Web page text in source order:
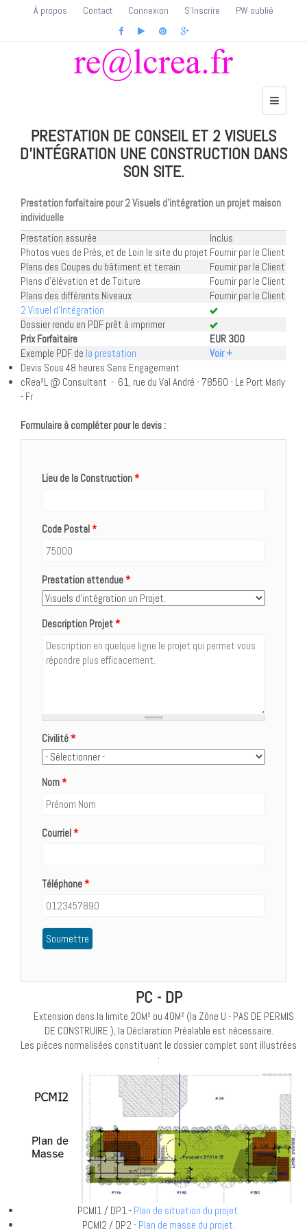
À propos Contact Connexion S'Inscrire PW oublié
PRESTATION DE CONSEIL ET 2 VISUELS
D'INTÉGRATION UNE CONSTRUCTION DANS
SON SITE.
Prestation forfaitaire pour 2 Visuels d'intégration un projet maison
individuelle
Prestation assurée
Inclus
Photos vues de Près, et de Loin le site du projet Fournir par le Client
Plans des Coupes du bâtiment et terrain
Fournir par le Client
Plans d'élévation et de Toiture
Fournir par le Client
Plans des différents Niveaux
Fournir par le Client
2 Visuel d’Intégration
Dossier rendu en PDF prêt à imprimer
Prix Forfaitaire
EUR 300
Exemple PDF de la prestation
Voir +
Devis Sous 48 heures Sans Engagement
cRea²L @ Consultant - 61, rue du Val André - 78560 - Le Port Marly
- Fr
Formulaire à compléter pour le devis :
Lieu de la Construction*
Code Postal*
Prestation attendue*
Description Projet*
Civilité*
Nom*
Courriel*
Téléphone*
PC - DP
Extension dans la limite 20M² ou 40M² (la Zône U - PAS DE PERMIS
DE CONSTRUIRE ), la Déclaration Préalable est nécessaire.
Les pièces normalisées constituant le dossier complet sont illustrées
:
PCMI1 / DP1 - Plan de situation du projet.
PCMI2 / DP2 - Plan de masse du projet.